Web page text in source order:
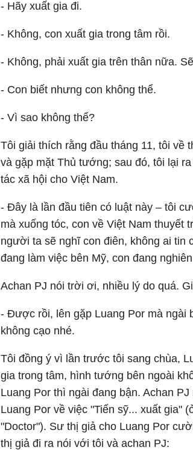
- Hãy xuất gia đi.
- Không, con xuất gia trong tâm rồi.
- Không, phải xuất gia trên thân nữa.
- Con biết nhưng con không thể.
- Vì sao không thể?
Tôi giải thích rằng đầu tháng 11, tôi về
và gặp mặt Thủ tướng; sau đó, tôi lại
tác xã hội cho Việt Nam.
- Đây là lần đầu tiên có luật này – tôi
mà xuống tóc, con về Việt Nam thuyết
người ta sẽ nghĩ con điên, không ai tin
đang làm việc bên Mỹ, con đang
Achan PJ nói trời ơi, nhiều lý do quá.
- Được rồi, lên gặp Luang Por mà ngài
không cạo nhé.
Tôi đồng ý vì lần trước tôi sang chùa,
gia trong tâm, hình tướng bên ngoài
Luang Por thì ngài đang bận. Achan
Luang Por về việc "Tiến sỹ... xuất gia"
"Doctor"). Sư thị giả cho Luang Por
thị giả đi ra nói với tôi và achan PJ: